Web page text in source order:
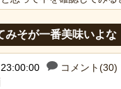
みそが一番美味いよな
コメント(30)